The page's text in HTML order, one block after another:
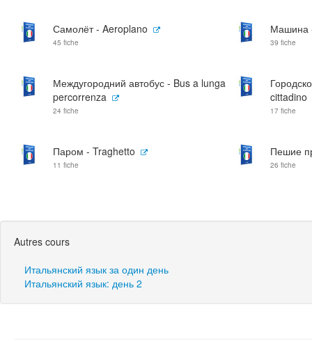
Самолёт - Aeroplano
45 fiche
Машина
39 fiche
Междугородний автобус - Bus a lunga
percorrenza
24 fiche
cittadino
17 fiche
Паром - Traghetto
11 fiche
Пешие
26 fiche
Autres cours
Итальянский язык за один день
Итальянский язык: день 2